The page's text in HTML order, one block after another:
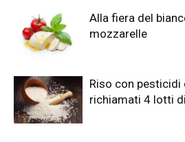
Alla fiera del
mozzarelle
Riso con
richiamati 4 lotti